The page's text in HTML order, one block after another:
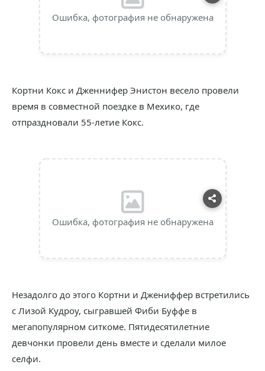
Ошибка, фотография не обнаружена
Кортни Кокс и Дженнифер Энистон весело провели
время в совместной поездке в Мехико, где
отпраздновали 55-летие Кокс.
Ошибка, фотография не обнаружена
Незадолго до этого Кортни и Джениффер встретились
с Лизой Кудроу, сыгравшей Фиби Буффе в
мегапопулярном ситкоме. Пятидесятилетние
девчонки провели день вместе и сделали милое
селфи.